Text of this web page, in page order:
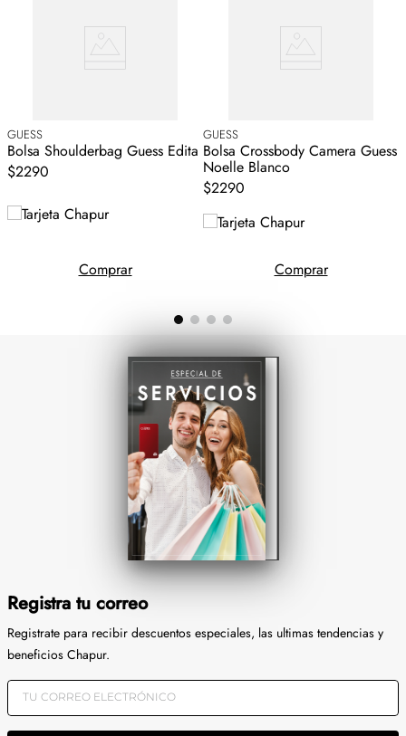
GUESS
Bolsa Shoulderbag Guess Edita
$2290
Comprar
GUESS
Bolsa Crossbody Camera Guess
Noelle Blanco
$2290
Comprar
Registra tu correo
Registrate para recibir descuentos especiales, las ultimas tendencias y
beneficios Chapur.